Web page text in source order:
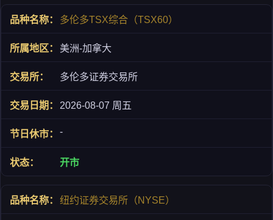
多伦多TSX综合（TSX60）
美洲-加拿大
多伦多证券交易所
2026-08-07 周五
-
开市
纽约证券交易所（NYSE）